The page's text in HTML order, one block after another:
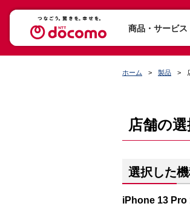
商品・サービス
ホーム 製品
店舗の選
選択した
iPhone 13 Pro